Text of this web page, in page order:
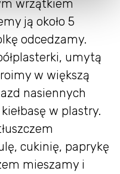
wrzątkiem
ją około 5
odcedzamy.
umytą
w większą
nasiennych
w plastry.
cukinię, paprykę
mieszamy i